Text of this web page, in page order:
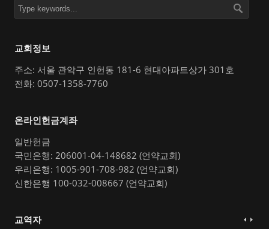
교회정보
주소: 서울 관악구 인헌동 181-6 현대아파트상가 301호
전화: 0507-1358-7760
온라인헌금계좌
일반헌금
국민은행: 206001-04-148682 (언약교회)
우리은행: 1005-901-708-982 (언약교회)
신한은행 100-032-008667 (언약교회)
교역자